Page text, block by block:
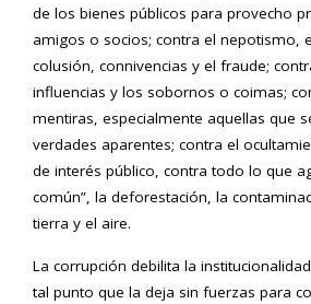
de los bienes públicos para provecho
amigos o socios; contra el nepotismo,
colusión, connivencias y el fraude;
influencias y los sobornos o coimas;
mentiras, especialmente aquellas que
verdades aparentes; contra el
de interés público, contra todo lo que
común”, la deforestación, la
tierra y el aire.
La corrupción debilita la
tal punto que la deja sin fuerzas para